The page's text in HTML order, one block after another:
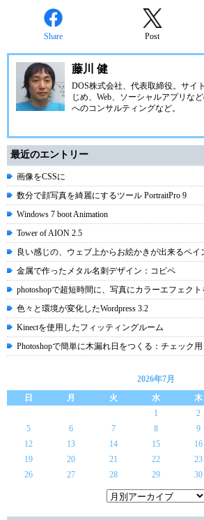
Share Post
藤川 健
DOS株式会社、代表取締役。サイ
じめ、Web、ソーシャルアプリな
へのコンサルティングなど。
最近のエントリー
画像をCSSに
数分で顔写真を綺麗にするツール PortraitPro 9
Windows 7 boot Animation
Tower of AION 2.5
良い感じの、ウェブ上からお絵かきが出来るペイ
金属で作ったメタル名刺デザイン：コピペ
photoshopで超短時間に、写真にカラーエフェク
色々と環境が変化したWordpress 3.2
Kinectを使用したフィッティングルーム
Photoshopで簡単に木漏れ日をつくる：チェック用
2026年7月
日
月 火 水 木
1
2
5
6 7 8 9
12
13 14 15 16
19
20 21 22 23
26
27 28 29 30